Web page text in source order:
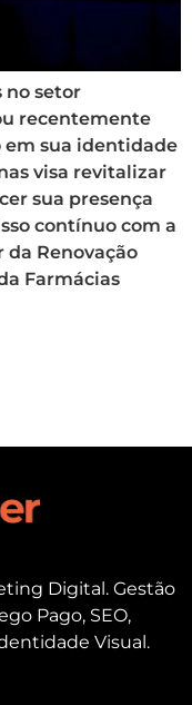
no setor
recentemente
sua identidade
visa revitalizar
sua presença
contínuo com a
da Renovação
Farmácias
Digital. Gestão
Pago, SEO,
Visual.